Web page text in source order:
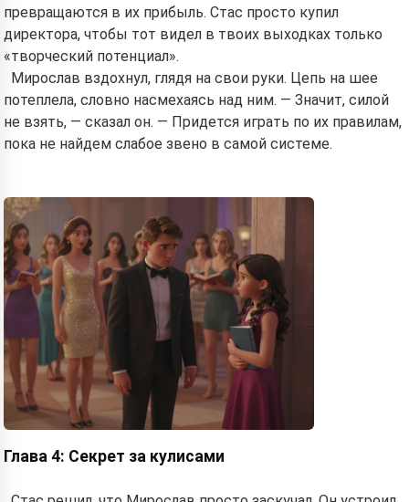
превращаются в их прибыль. Стас просто купил
директора, чтобы тот видел в твоих выходках только
«творческий потенциал».
Мирослав вздохнул, глядя на свои руки. Цепь на шее
потеплела, словно насмехаясь над ним. — Значит, силой
не взять, — сказал он. — Придется играть по их правилам,
пока не найдем слабое звено в самой системе.
Глава 4: Секрет за кулисами